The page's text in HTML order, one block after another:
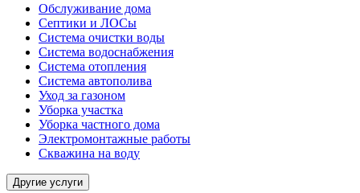
Обслуживание дома
Септики и ЛОСы
Система очистки воды
Система водоснабжения
Система отопления
Система автополива
Уход за газоном
Уборка участка
Уборка частного дома
Электромонтажные работы
Скважина на воду
Другие услуги